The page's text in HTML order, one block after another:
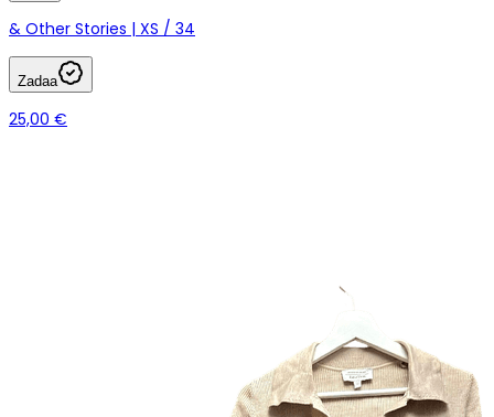
& Other Stories | XS / 34
Zadaa
25,00 €